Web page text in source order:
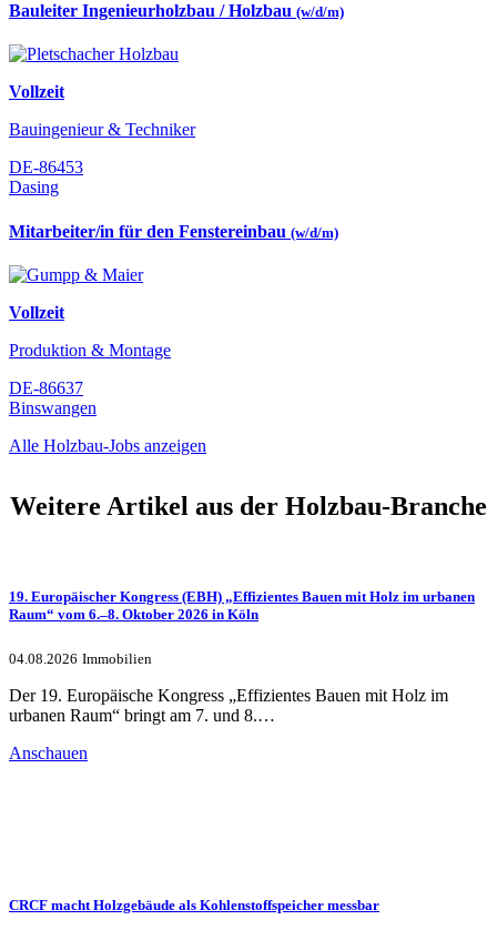
Bauleiter Ingenieurholzbau / Holzbau (w/d/m)
Vollzeit
Bauingenieur & Techniker
DE-86453
Dasing
Mitarbeiter/in für den Fenstereinbau (w/d/m)
Vollzeit
Produktion & Montage
DE-86637
Binswangen
Alle Holzbau-Jobs anzeigen
Weitere Artikel aus der Holzbau-Branche
19. Europäischer Kongress (EBH) „Effizientes Bauen mit Holz im urbanen
Raum“ vom 6.–8. Oktober 2026 in Köln
04.08.2026 Immobilien
Der 19. Europäische Kongress „Effizientes Bauen mit Holz im
urbanen Raum“ bringt am 7. und 8.…
Anschauen
CRCF macht Holzgebäude als Kohlenstoffspeicher messbar